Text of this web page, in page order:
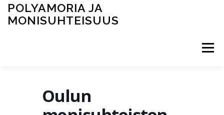
POLYAMORIA JA
MONISUHTEISUUS
Valikko
Oulun